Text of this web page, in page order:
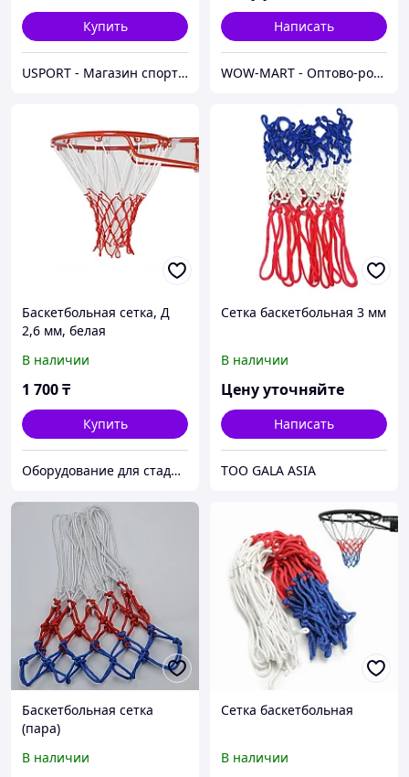
Купить
USPORT - Магазин спортивных товаров
Написать
WOW-MART - Оптово-розничный Склад - товары на заказ до двери
Баскетбольная сетка, Д
2,6 мм, белая
В наличии
1 700₸
Купить
Оборудование для стадионов и спортивных объектов
Сетка баскетбольная 3 мм
В наличии
Цену уточняйте
Написать
ТОО GALA ASIA
Баскетбольная сетка
(пара)
В наличии
Сетка баскетбольная
В наличии